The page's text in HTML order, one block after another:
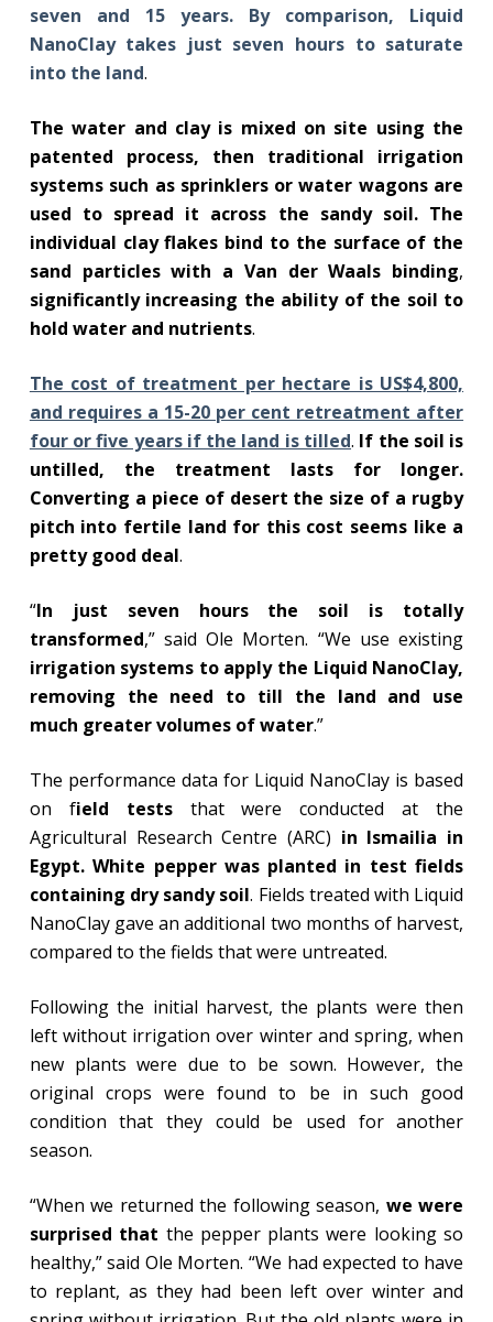
seven and 15 years. By comparison, Liquid
NanoClay takes just seven hours to saturate
into the land.
The water and clay is mixed on site using the
patented process, then traditional irrigation
systems such as sprinklers or water wagons are
used to spread it across the sandy soil. The
individual clay flakes bind to the surface of the
sand particles with a Van der Waals binding,
significantly increasing the ability of the soil to
hold water and nutrients.
The cost of treatment per hectare is US$4,800,
and requires a 15-20 per cent retreatment after
four or five years if the land is tilled. If the soil is
untilled, the treatment lasts for longer.
Converting a piece of desert the size of a rugby
pitch into fertile land for this cost seems like a
pretty good deal.
“In just seven hours the soil is totally
transformed,” said Ole Morten. “We use existing
irrigation systems to apply the Liquid NanoClay,
removing the need to till the land and use
much greater volumes of water.”
The performance data for Liquid NanoClay is based
on field teststhat were conducted at the
Agricultural Research Centre (ARC) in Ismailia in
Egypt. White pepper was planted in test fields
containing dry sandy soil. Fields treated with Liquid
NanoClay gave an additional two months of harvest,
compared to the fields that were untreated.
Following the initial harvest, the plants were then
left without irrigation over winter and spring, when
new plants were due to be sown. However, the
original crops were found to be in such good
condition that they could be used for another
season.
“When we returned the following season, we were
surprised that the pepper plants were looking so
healthy,” said Ole Morten. “We had expected to have
to replant, as they had been left over winter and